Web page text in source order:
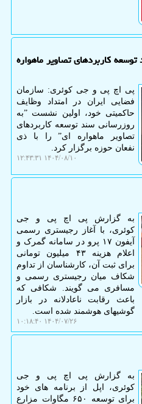
کاربردهای تصاویر ماهواره
پی اچ پی و جی کوئری: سازمان
فضایی ایران در امتداد وظایف
حاکمیتی خود، اولین نشست ˮبه
روزرسانی سند توسعه کاربردهای
تصاویر ماهواره ایˮ را با ذی
نفعان حوزه برگزار کرد.
۱۴۰۴/۰۸/۱۰ ۱۲:۴۳:۳۱
به گزارش پی اچ پی و جی
کوئری، با آغاز رجیستری رسمی
آیفون ۱۷ پرو در سامانه گمرک و
اعلام هزینه ۴۳ میلیون تومانی
برای ثبت آن، کارشناسان از تداوم
شکاف میان رجیستری رسمی و
مسافری می گویند. شکافی که
باعث رقابت ناعادلانه در بازار
گوشیهای هوشمند شده است.
۱۴۰۴/۰۷/۲۶ ۱۰:۱۸:۴۰
به گزارش پی اچ پی و جی
کوئری، اپل از برنامه های خود
برای توسعه ۶۵۰ مگاوات مزارع